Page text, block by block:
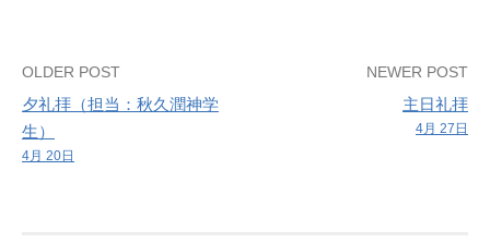
Post
navigation
OLDER POST
夕礼拝（担当：秋久潤神学
生）
4月 20日
NEWER POST
主日礼拝
4月 27日